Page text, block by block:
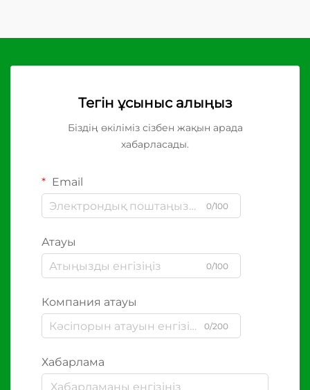
Тегін ұсыныс алыңыз
Біздің өкіліміз сізбен жақын арада
хабарласады.
Email
0/100
Атауы
0/100
Компания атауы
0/200
Хабарлама